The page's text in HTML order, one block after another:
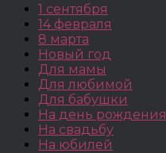
1 сентября
14 февраля
8 марта
Новый год
Для мамы
Для любимой
Для бабушки
На день рождения
На свадьбу
На юбилей